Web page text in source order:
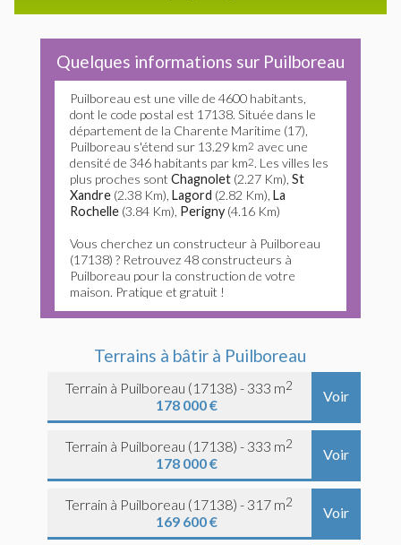
Quelques informations sur Puilboreau
Puilboreau est une ville de 4600 habitants,
dont le code postal est 17138. Située dans le
département de la Charente Maritime (17),
Puilboreau s'étend sur 13.29 km2 avec une
densité de 346 habitants par km2. Les villes les
plus proches sontChagnolet (2.27 Km),St
Xandre (2.38 Km),Lagord (2.82 Km),La
Rochelle (3.84 Km), Perigny (4.16 Km)
Vous cherchez un constructeur à Puilboreau
(17138) ? Retrouvez 48 constructeurs à
Puilboreau pour la construction de votre
maison. Pratique et gratuit !
Terrains à bâtir à Puilboreau
Terrain à Puilboreau (17138) - 333 m2
178 000 €
Voir
Terrain à Puilboreau (17138) - 333 m2
178 000 €
Voir
Terrain à Puilboreau (17138) - 317 m2
169 600 €
Voir